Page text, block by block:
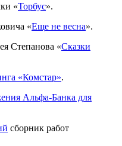
«Торбус».
«Еще не весна».
Степанова «Сказки
«Комстар».
Альфа-Банка для
сборник работ